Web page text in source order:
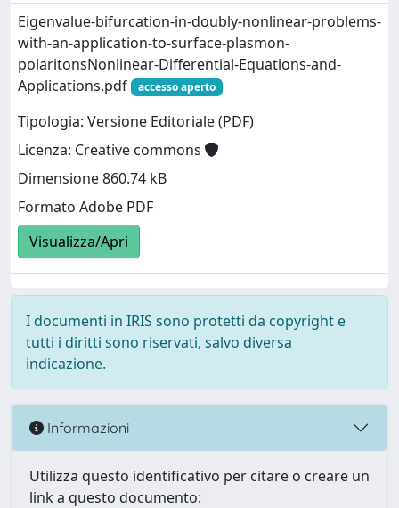
Eigenvalue-bifurcation-in-doubly-nonlinear-problems-
with-an-application-to-surface-plasmon-
polaritonsNonlinear-Differential-Equations-and-
Applications.pdf
accesso aperto
Tipologia: Versione Editoriale (PDF)
Licenza: Creative commons
Dimensione 860.74 kB
Formato Adobe PDF
Visualizza/Apri
I documenti in IRIS sono protetti da copyright e
tutti i diritti sono riservati, salvo diversa
indicazione.
Informazioni
Utilizza questo identificativo per citare o creare un
link a questo documento: